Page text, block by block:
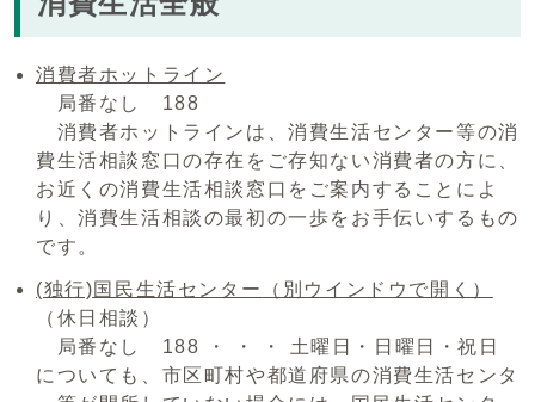
消費者ホットライン
局番なし 188
消費者ホットラインは、消費生活センター等の消
費生活相談窓口の存在をご存知ない消費者の方に、
お近くの消費生活相談窓口をご案内することによ
り、消費生活相談の最初の一歩をお手伝いするもの
です。
(独行)国民生活センター
（別ウインドウで開く）
（休日相談）
局番なし 188 ・ ・ ・ 土曜日・日曜日・祝日
についても、市区町村や都道府県の消費生活センタ